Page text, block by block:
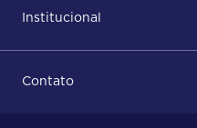
Após conclusão do pedido
Status do pedido e
Institucional
ISO
Contato